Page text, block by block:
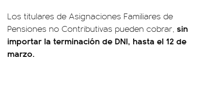
Los titulares de Asignaciones Familiares de
Pensiones no Contributivas pueden cobrar, sin
importar la terminación de DNI, hasta el 12 de
marzo.